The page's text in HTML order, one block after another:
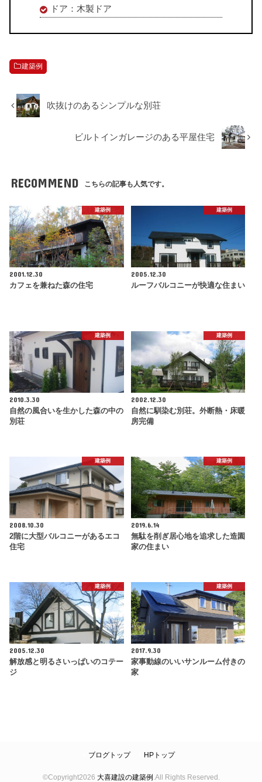
ドア：木製ドア
建築例
吹抜けのあるシンプルな別荘
ビルトインガレージのある平屋住宅
RECOMMEND こちらの記事も人気です。
建築例
2001.12.30
カフェを兼ねた森の住宅
建築例
2005.12.30
ルーフバルコニーが快適な住まい
建築例
2010.3.30
自然の風合いを生かした森の中の
別荘
建築例
2002.12.30
自然に馴染む別荘。外断熱・床暖
房完備
建築例
2008.10.30
2階に大型バルコニーがあるエコ
住宅
建築例
2019.6.14
無駄を削ぎ居心地を追求した造園
家の住まい
建築例
2005.12.30
解放感と明るさいっぱいのコテー
ジ
建築例
2017.9.30
家事動線のいいサンルーム付きの
家
ブログトップ HPトップ
©Copyright2026 大喜建設の建築例 .All Rights Reserved.